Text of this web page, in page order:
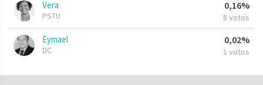
Vera
PSTU
0,16%
8 votos
Eymael
DC
0,02%
1 votos